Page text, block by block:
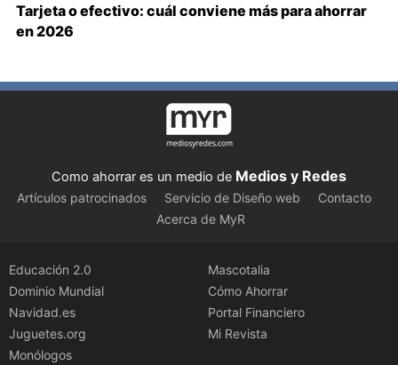
Tarjeta o efectivo: cuál conviene más para ahorrar
en 2026
Como ahorrar es un medio de Medios y Redes
Artículos patrocinados Servicio de Diseño web
Contacto
Acerca de MyR
Educación 2.0
Dominio Mundial
Navidad.es
Juguetes.org
Monólogos
Mascotalia
Cómo Ahorrar
Portal Financiero
Mi Revista